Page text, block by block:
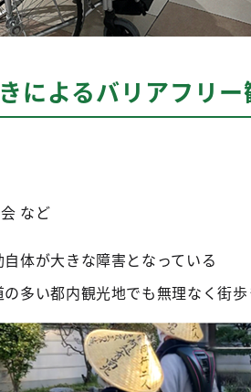
によるバリアフリー
など
体が大きな障害となっている
多い都内観光地でも無理なく街